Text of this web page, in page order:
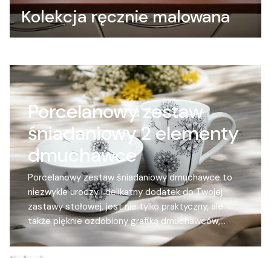
Kolekcja ręcznie malowana
Porcelanowy zestaw
śniadaniowy 2 elementy
dmuchawce
Porcelanowy zestaw śniadaniowy dmuchawce to
niezwykle uroczy i delikatny dodatek do Twojej
zastawy stołowej, jest nie tylko praktyczny, ale
także pięknie ozdobiony grafiką dmuchawców,
dzięki czemu nabiera on jeszcze większego
wdzięku. Wykonany z wysokiej jakości materiałów